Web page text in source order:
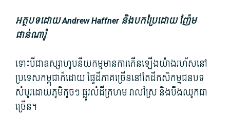
អត្ថបទដោយ Andrew Haffner និងបកប្រែដោយ ញ៉ែម
ផាន់ណារ៉ូ
ទោះបីជា​ឧស្សាហូបនីយកម្ម​មានការ​កើនឡើង​យ៉ាង​រហ័ស​នៅ​
ប្រទេស​កម្ពុជា​ក៏ដោយ ផ្ទៃដី​ភាគច្រើន​នៅតែ​ដី​កសិកម្ម​ជនបទ
សំបូរ​ដោយ​ភូ​មិតូ​ចៗ ផ្លូវលំ​ដីក្រហម វាលស្រែ និង​បឹង​ឈូក​ជា
ច្រើន។